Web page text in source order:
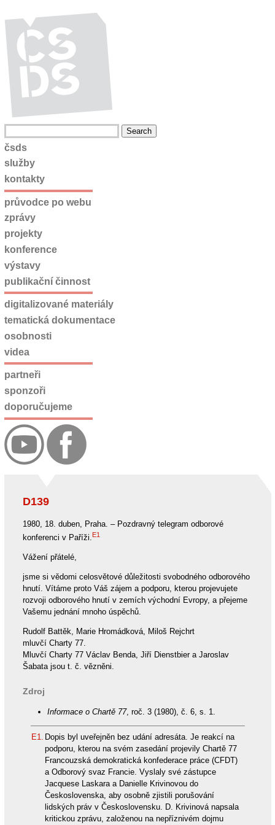
D139
1980, 18. duben, Praha. – Pozdravný telegram odborové
konferenci v Paříži.E1
Vážení přátelé,
jsme si vědomi celosvětové důležitosti svobodného odborového
hnutí. Vítáme proto Váš zájem a podporu, kterou projevujete
rozvoji odborového hnutí v zemích východní Evropy, a přejeme
Vašemu jednání mnoho úspěchů.
Rudolf Battěk, Marie Hromádková, Miloš Rejchrt
mluvčí Charty 77.
Mluvčí Charty 77 Václav Benda, Jiří Dienstbier a Jaroslav
Šabata jsou t. č. vězněni.
Zdroj
Informace o Chartě 77, roč. 3 (1980), č. 6, s. 1.
E1. Dopis byl uveřejněn bez udání adresáta. Je reakcí na
podporu, kterou na svém zasedání projevily Chartě 77
Francouzská demokratická konfederace práce (CFDT)
a Odborový svaz Francie. Vyslaly své zástupce
Jacquese Laskara a Danielle Krivinovou do
Československa, aby osobně zjistili porušování
lidských práv v Československu. D. Krivinová napsala
kritickou zprávu, založenou na nepříznivém dojmu
čsds
služby
kontakty
průvodce po webu
zprávy
projekty
konference
výstavy
publikační činnost
digitalizované materiály
tematická dokumentace
osobnosti
videa
partneři
sponzoři
doporučujeme